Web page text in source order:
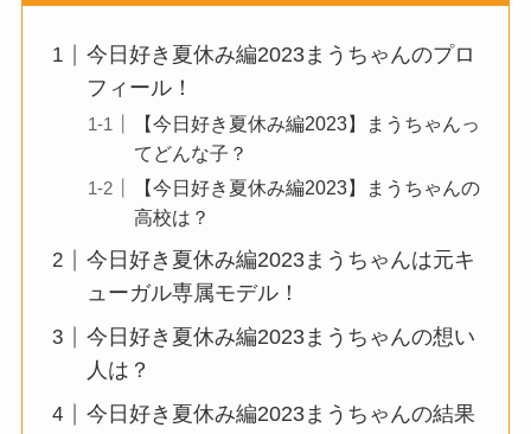
今日好き夏休み編2023まうちゃんのプロ
フィール！
【今日好き夏休み編2023】まうちゃんっ
てどんな子？
【今日好き夏休み編2023】まうちゃんの
高校は？
今日好き夏休み編2023まうちゃんは元キ
ューガル専属モデル！
今日好き夏休み編2023まうちゃんの想い
人は？
今日好き夏休み編2023まうちゃんの結果